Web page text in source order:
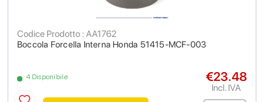
Boccola Forcella Interna Honda 51415-MCF-003
Codice Prodotto : AA1762
4 Disponibile €23.48
Incl. IVA